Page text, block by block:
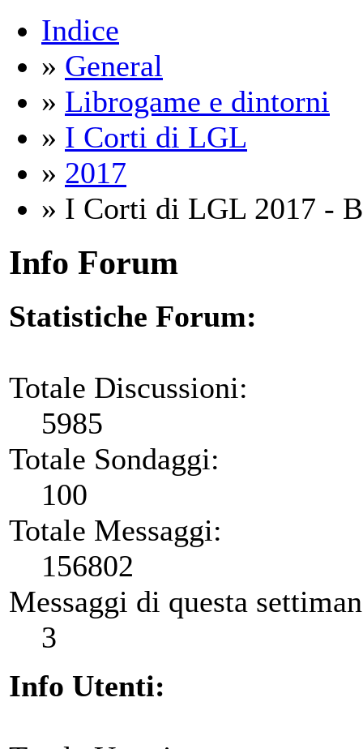
Indice
» General
» Librogame e dintorni
» I Corti di LGL
» 2017
» I Corti di LGL 2017 -
Info Forum
Statistiche Forum:
Totale Discussioni:
5985
Totale Sondaggi:
100
Totale Messaggi:
156802
Messaggi di questa
3
Info Utenti: